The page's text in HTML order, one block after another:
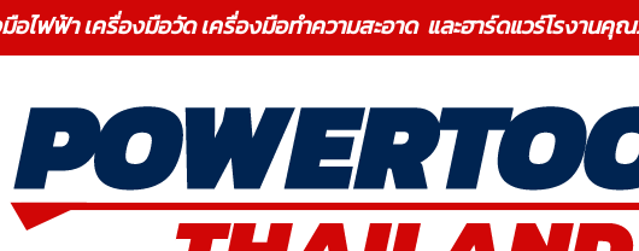
ฟฟ้า เครื่องมือวัด เครื่องมือทำความสะอาด และฮาร์ดแวร์โรงานคุ